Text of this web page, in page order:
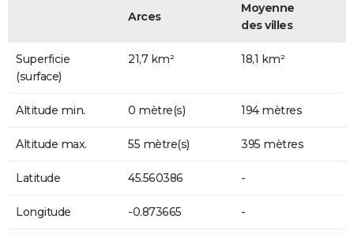
Arces
Moyenne
des villes
Superficie
(surface)
21,7 km² 18,1 km²
Altitude min. 0 mètre(s) 194 mètres
Altitude max. 55 mètre(s) 395 mètres
Latitude 45.560386 -
Longitude -0.873665 -